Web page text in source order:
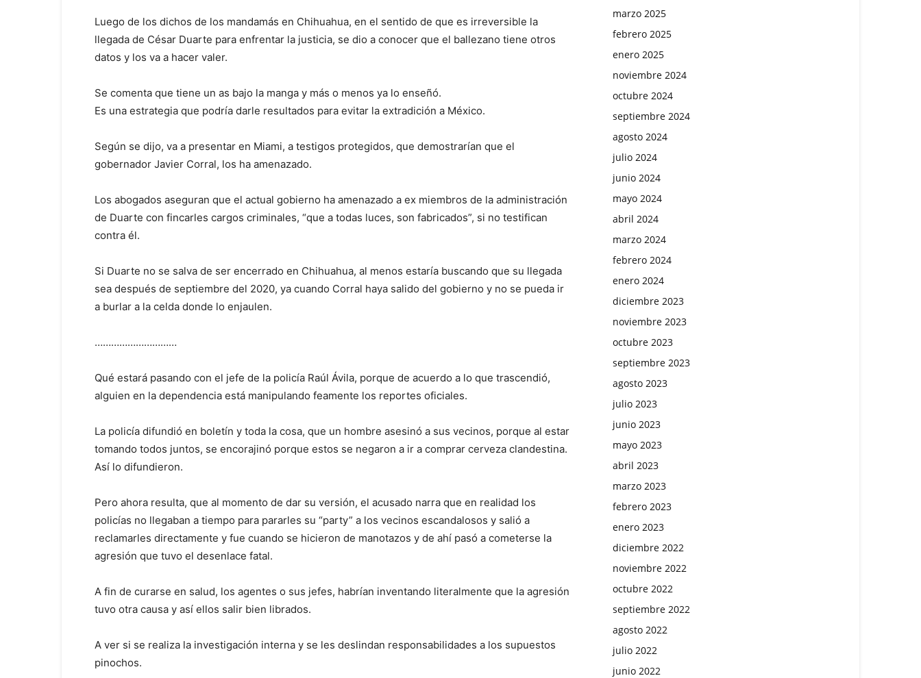
Luego de los dichos de los mandamás en Chihuahua, en el sentido de que es irreversible la
llegada de César Duarte para enfrentar la justicia, se dio a conocer que el ballezano tiene otros
datos y los va a hacer valer.
Se comenta que tiene un as bajo la manga y más o menos ya lo enseñó.
Es una estrategia que podría darle resultados para evitar la extradición a México.
Según se dijo, va a presentar en Miami, a testigos protegidos, que demostrarían que el
gobernador Javier Corral, los ha amenazado.
Los abogados aseguran que el actual gobierno ha amenazado a ex miembros de la administración
de Duarte con fincarles cargos criminales, “que a todas luces, son fabricados”, si no testifican
contra él.
Si Duarte no se salva de ser encerrado en Chihuahua, al menos estaría buscando que su llegada
sea después de septiembre del 2020, ya cuando Corral haya salido del gobierno y no se pueda ir
a burlar a la celda donde lo enjaulen.
…………………………
Qué estará pasando con el jefe de la policía Raúl Ávila, porque de acuerdo a lo que trascendió,
alguien en la dependencia está manipulando feamente los reportes oficiales.
La policía difundió en boletín y toda la cosa, que un hombre asesinó a sus vecinos, porque al estar
tomando todos juntos, se encorajinó porque estos se negaron a ir a comprar cerveza clandestina.
Así lo difundieron.
Pero ahora resulta, que al momento de dar su versión, el acusado narra que en realidad los
policías no llegaban a tiempo para pararles su “party” a los vecinos escandalosos y salió a
reclamarles directamente y fue cuando se hicieron de manotazos y de ahí pasó a cometerse la
agresión que tuvo el desenlace fatal.
A fin de curarse en salud, los agentes o sus jefes, habrían inventando literalmente que la agresión
tuvo otra causa y así ellos salir bien librados.
A ver si se realiza la investigación interna y se les deslindan responsabilidades a los supuestos
pinochos.
marzo 2025
febrero 2025
enero 2025
noviembre 2024
octubre 2024
septiembre 2024
agosto 2024
julio 2024
junio 2024
mayo 2024
abril 2024
marzo 2024
febrero 2024
enero 2024
diciembre 2023
noviembre 2023
octubre 2023
septiembre 2023
agosto 2023
julio 2023
junio 2023
mayo 2023
abril 2023
marzo 2023
febrero 2023
enero 2023
diciembre 2022
noviembre 2022
octubre 2022
septiembre 2022
agosto 2022
julio 2022
junio 2022